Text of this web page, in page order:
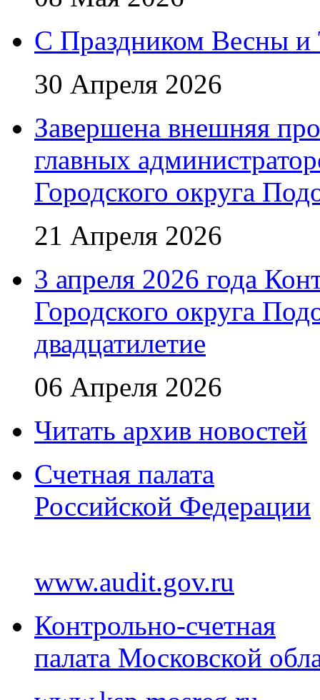
C Праздником Весны и
30 Апреля 2026
Завершена внешняя
главных
Городского округа
21 Апреля 2026
3 апреля 2026 года
Городского округа
двадцатилетие
06 Апреля 2026
Читать архив новостей
Счетная палата
Российской Федерации
www.audit.gov.ru
Контрольно-счетная
палата Московской